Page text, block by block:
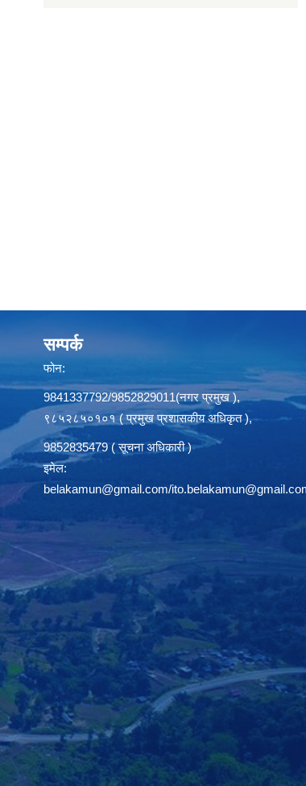
सम्पर्क
फोन:
9841337792/9852829011(नगर प्रमुख ),
९८५२८५०१०१ ( प्रमुख प्रशासकीय अधिकृत ),
9852835479 ( सूचना अधिकारी )
इमेल:
belakamun@gmail.com/